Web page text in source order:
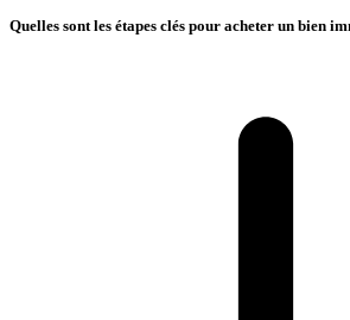
Quelles sont les étapes clés pour acheter un bien